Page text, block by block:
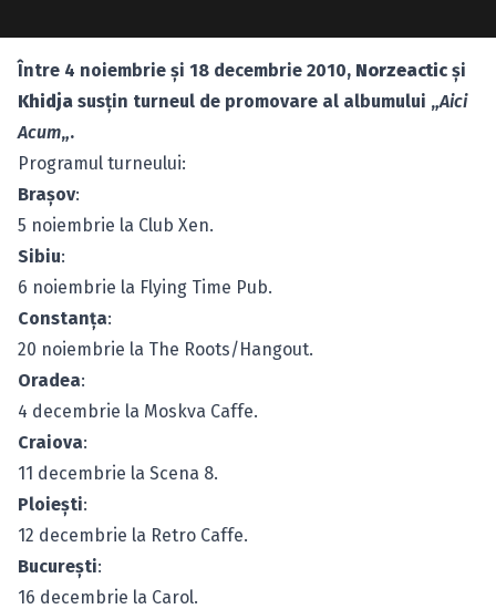
Între 4 noiembrie şi 18 decembrie 2010, Norzeactic şi
Khidja susţin turneul de promovare al albumului „Aici
Acum„.
Programul turneului:
Braşov:
5 noiembrie la Club Xen.
Sibiu:
6 noiembrie la Flying Time Pub.
Constanţa:
20 noiembrie la The Roots/Hangout.
Oradea:
4 decembrie la Moskva Caffe.
Craiova:
11 decembrie la Scena 8.
Ploieşti:
12 decembrie la Retro Caffe.
Bucureşti:
16 decembrie la Carol.